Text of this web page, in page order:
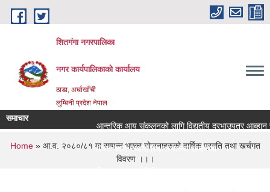
Skip to main content
शितगंगा नगरपालिका
नगर कार्यपालिकाकाे कार्यालय
ठाडा, अर्घाखाँची
लुम्बिनी प्रदेश नेपाल
समाचार
आन्तरिक आय संकलनको लागि विद्युतीय दरभाउपत्र आब्हान
रिक्त पदमा स्थायी शिक्षक सरुवा सम्बन्धमा ।।।
You are here
Home» आ.व. २०८०/८१ मा सम्पन्न भएका योजनाहरुको वार्षिक प्रगति तथा खर्चगत
विवरण ।।।